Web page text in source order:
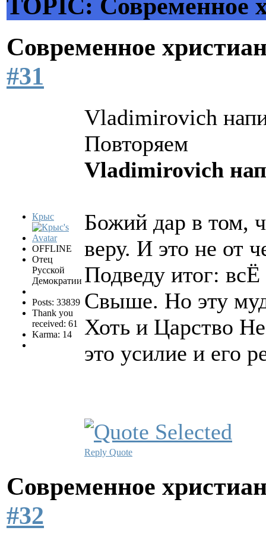
TOPIC: Современное
Современное
#31
Крыс
OFFLINE
Отец
Русской
Демократии
Posts: 33839
Thank you
received: 61
Karma: 14
Vladimirovich
Повторяем
Vladimirovich
Божий дар в том,
веру. И это не от
Подведу итог:
Свыше. Но эту
Хоть и Царство
это усилие и его
Reply Quote
Современное
#32